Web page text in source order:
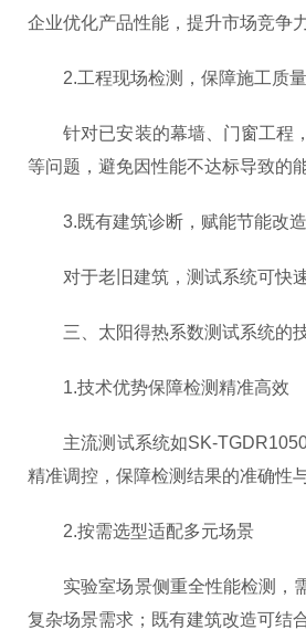
企业优化产品性能，提升市场竞争力
2.工程现场检测，保障施工质
针对已安装的幕墙、门窗工程，
等问题，避免因性能不达标导致的
3.既有建筑诊断，赋能节能改造
对于老旧建筑，测试系统可快速
三、太阳得热系数测试系统的
1.技术优势保障检测精准高效
主流测试系统如SK-TGDR1050
精准调控，保障检测结果的准确性
2.按需选型适配多元场景
实验室场景侧重全性能检测，需
复杂场景需求；既有建筑改造可结